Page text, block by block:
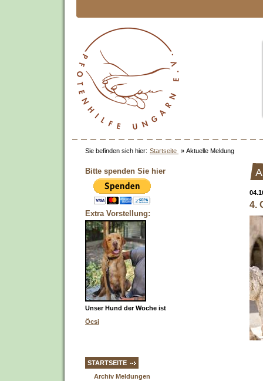
Sie befinden sich hier: Startseite » Aktuelle Meldung
Bitte spenden Sie hier
Extra Vorstellung:
Unser Hund der Woche ist
Öcsi
STARTSEITE
Archiv Meldungen
4.